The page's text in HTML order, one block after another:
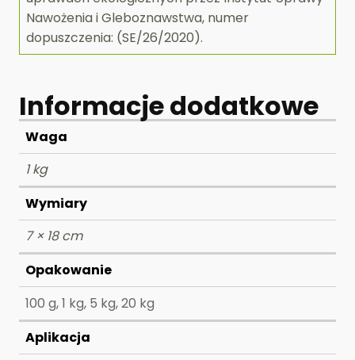
Nawożenia i Gleboznawstwa, numer
dopuszczenia: (SE/26/2020).
Informacje dodatkowe
Waga
1 kg
Wymiary
7 × 18 cm
Opakowanie
100 g, 1 kg, 5 kg, 20 kg
Aplikacja